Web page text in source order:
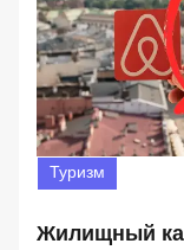
Туризм
Жилищный